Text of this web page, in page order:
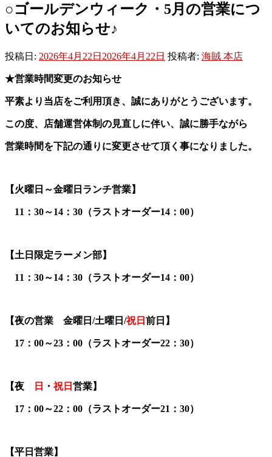
○ゴールデンウィーク・5月の営業につ
いてのお知らせ♪
投稿日: 2026年4月22日 2026年4月22日 投稿者: 海賊 本店
★営業時間変更のお知らせ
平素より当店をご利用頂き、誠にありがとうございます。
この度、店舗運営体制の見直しに伴い、誠に勝手ながら
営業時間を下記の通りに変更させて頂く事になりました。
【火曜日～金曜日ランチ営業】
11：30～14：30（ラストオーダー14：00）
【土日限定ラーメン部】
11：30～14：30（ラストオーダー14：00）
【夜の営業 金曜日/土曜日/祝日 前日】
17：00～23：00（ラストオーダー22：30）
【夜 日 ・祝日 営業】
17：00～22：00（ラストオーダー21：30）
【平日営業】